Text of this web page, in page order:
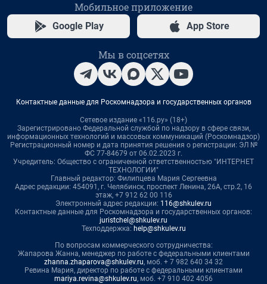
Мобильное приложение
Google Play App Store
Мы в соцсетях
Контактные данные для Роскомнадзора и государственных органов
Сетевое издание «116.ру» (18+)
Зарегистрировано Федеральной службой по надзору в сфере связи,
информационных технологий и массовых коммуникаций (Роскомнадзор)
Регистрационный номер и дата принятия решения о регистрации: ЭЛ №
ФС 77-84679 от 06.02.2023 г.
Учредитель: Общество с ограниченной ответственностью "ИНТЕРНЕТ
ТЕХНОЛОГИИ"
Главный редактор: Филипцева Мария Сергеевна
Адрес редакции: 454091, г. Челябинск, проспект Ленина, 26А, стр.2, 16
этаж, +7 912 62 00 116
Электронный адрес редакции: 116@shkulev.ru
Контактные данные для Роскомнадзора и государственных органов:
juristchel@shkulev.ru
Техподдержка: help@shkulev.ru
По вопросам коммерческого сотрудничества:
Жапарова Жанна, менеджер по работе с федеральными клиентами
zhanna.zhaparova@shkulev.ru, моб. + 7 982 640 34 32
Ревина Мария, директор по работе с федеральными клиентами
mariya.revina@shkulev.ru, моб. +7 910 402 4056